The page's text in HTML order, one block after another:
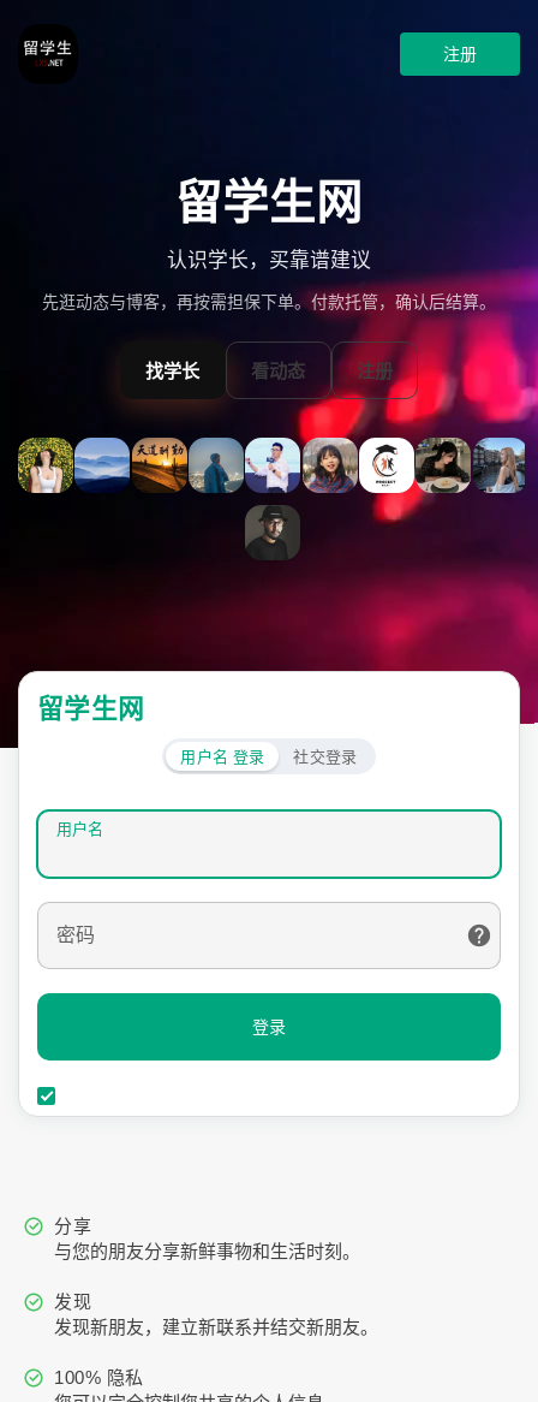
注册
留学生网
认识学长，买靠谱建议
先逛动态与博客，再按需担保下单。付款托管，确认后结算。
找学长 看动态 注册
留学生网
用户名 登录 社交登录
用户名
密码
登录
分享
与您的朋友分享新鲜事物和生活时刻。
发现
发现新朋友，建立新联系并结交新朋友。
100% 隐私